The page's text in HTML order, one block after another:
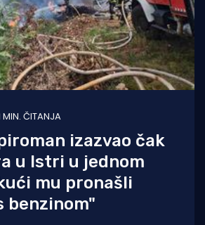
MIN. ČITANJA
izazvao čak
u Istri u jednom
mu pronašli
benzinom"